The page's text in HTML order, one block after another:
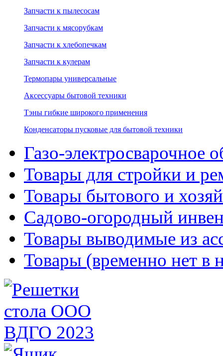
Запчасти к пылесосам
Запчасти к мясорубкам
Запчасти к хлебопечкам
Запчасти к кулерам
Термопары универсальные
Аксессуары бытовой техники
Тэны гибкие широкого применения
Конденсаторы пусковые для бытовой техники
Газо-электросварочное
Товары для стройки и
Товары бытового и
Садово-огородный
Товары выводимые из
Товары (временно нет в